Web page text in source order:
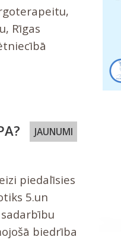
Rīgas
JAUNUMI
piedalīsies
5.un
biedrība